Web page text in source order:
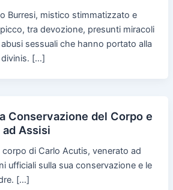
Burresi, mistico stimmatizzato e
tra devozione, presunti miracoli
sessuali che hanno portato alla
divinis. […]
Conservazione del Corpo e
ad Assisi
corpo di Carlo Acutis, venerato ad
ufficiali sulla sua conservazione e le
[…]